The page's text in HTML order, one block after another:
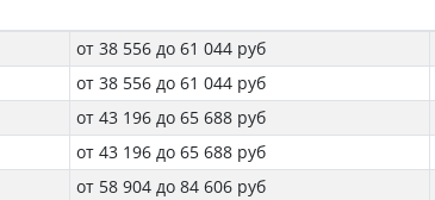
от 38 556 до 61 044 руб
от 38 556 до 61 044 руб
от 43 196 до 65 688 руб
от 43 196 до 65 688 руб
от 58 904 до 84 606 руб